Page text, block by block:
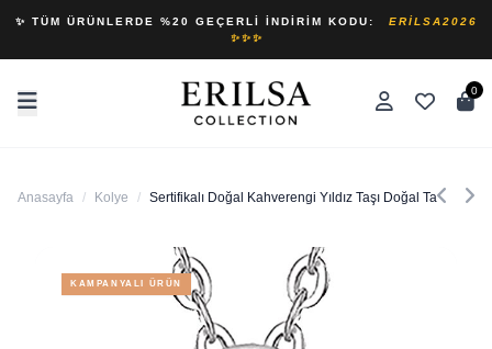
✨ TÜM ÜRÜNLERDE %20 GEÇERLI İNDIRIM KODU:
ERILSA2026
✨✨✨
0
Anasayfa / Kolye / Sertifikalı Doğal Kahverengi Yıldız Taşı Doğal Taş
KAMPANYALI ÜRÜN